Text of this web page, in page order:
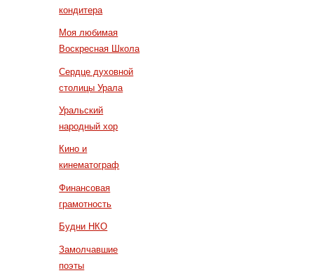
кондитера
Моя любимая
Воскресная Школа
Сердце духовной
столицы Урала
Уральский
народный хор
Кино и
кинематограф
Финансовая
грамотность
Будни НКО
Замолчавшие
поэты